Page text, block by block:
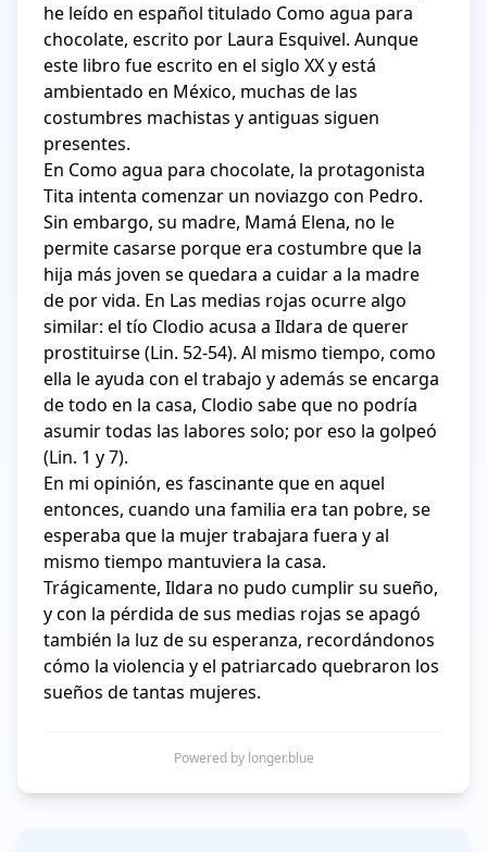
he leído en español titulado Como agua para
chocolate, escrito por Laura Esquivel. Aunque
este libro fue escrito en el siglo XX y está
ambientado en México, muchas de las
costumbres machistas y antiguas siguen
presentes.
En Como agua para chocolate, la protagonista
Tita intenta comenzar un noviazgo con Pedro.
Sin embargo, su madre, Mamá Elena, no le
permite casarse porque era costumbre que la
hija más joven se quedara a cuidar a la madre
de por vida. En Las medias rojas ocurre algo
similar: el tío Clodio acusa a Ildara de querer
prostituirse (Lin. 52-54). Al mismo tiempo, como
ella le ayuda con el trabajo y además se encarga
de todo en la casa, Clodio sabe que no podría
asumir todas las labores solo; por eso la golpeó
(Lin. 1 y 7).
En mi opinión, es fascinante que en aquel
entonces, cuando una familia era tan pobre, se
esperaba que la mujer trabajara fuera y al
mismo tiempo mantuviera la casa.
Trágicamente, Ildara no pudo cumplir su sueño,
y con la pérdida de sus medias rojas se apagó
también la luz de su esperanza, recordándonos
cómo la violencia y el patriarcado quebraron los
Powered by longer.blue